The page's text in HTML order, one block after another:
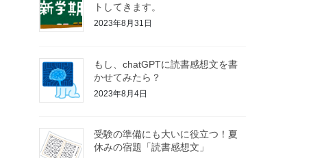
トしてきます。
2023年8月31日
もし、chatGPTに読書感想文を書
かせてみたら？
2023年8月4日
受験の準備にも大いに役立つ！夏
休みの宿題「読書感想文」